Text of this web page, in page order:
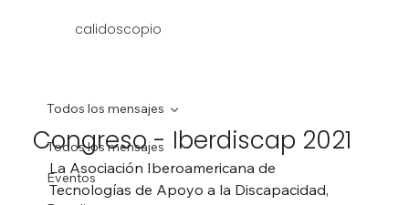
calidoscopio
Todos los mensajes
Eventos
Todos los mensajes
Congreso - Iberdiscap 2021
La Asociación Iberoamericana de
Tecnologías de Apoyo a la Discapacidad,